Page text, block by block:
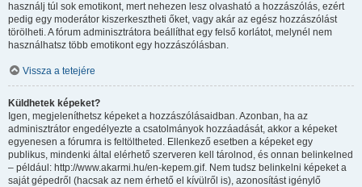
használj túl sok emotikont, mert nehezen lesz olvasható a hozzászólás, ezért
pedig egy moderátor kiszerkesztheti őket, vagy akár az egész hozzászólást
törölheti. A fórum adminisztrátora beállíthat egy felső korlátot, melynél nem
használhatsz több emotikont egy hozzászólásban.
Vissza a tetejére
Küldhetek képeket?
Igen, megjeleníthetsz képeket a hozzászólásaidban. Azonban, ha az
adminisztrátor engedélyezte a csatolmányok hozzáadását, akkor a képeket
egyenesen a fórumra is feltöltheted. Ellenkező esetben a képeket egy
publikus, mindenki által elérhető szerveren kell tárolnod, és onnan belinkelned
– például: http://www.akarmi.hu/en-kepem.gif. Nem tudsz belinkelni képeket a
saját gépedről (hacsak az nem érhető el kívülről is), azonosítást igénylő